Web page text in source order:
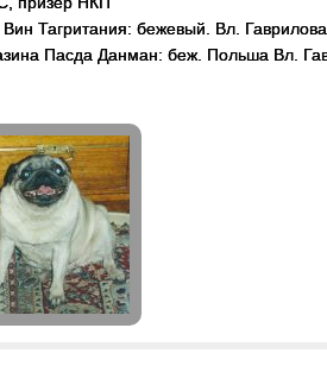
Тагритания: бежевый. Вл.
Пасда Данман: беж. Польша Вл.